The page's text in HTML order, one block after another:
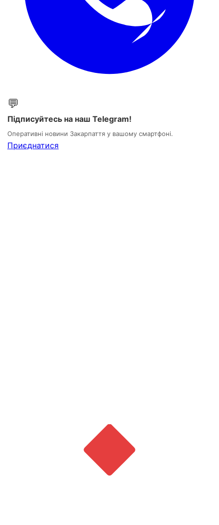
💬
Підписуйтесь на наш Telegram!
Оперативні новини Закарпаття у вашому смартфоні.
Приєднатися